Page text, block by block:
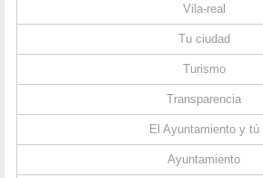
Vila-real
Tu ciudad
Turismo
Transparencia
El Ayuntamiento y tú
Ayuntamiento